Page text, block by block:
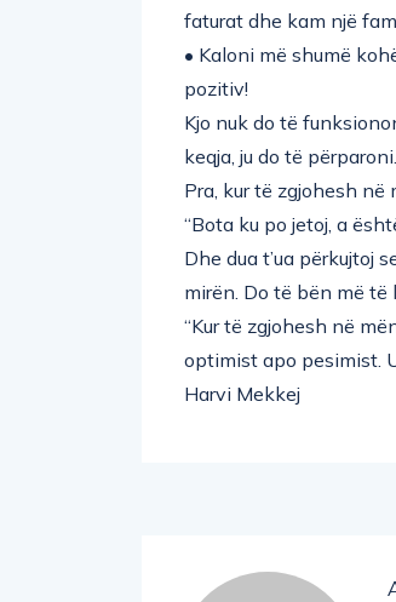
faturat dhe kam një
• Kaloni më shumë
pozitiv!
Kjo nuk do të
keqja, ju do të
Pra, kur të zgjohesh në
“Bota ku po jetoj, a
Dhe dua t’ua përkujtoj
mirën. Do të bën më të
“Kur të zgjohesh në
optimist apo pesimist.
Harvi Mekkej